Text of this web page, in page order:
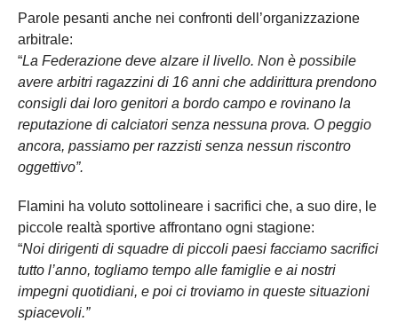
Parole pesanti anche nei confronti dell’organizzazione
arbitrale:
“La Federazione deve alzare il livello. Non è possibile
avere arbitri ragazzini di 16 anni che addirittura prendono
consigli dai loro genitori a bordo campo e rovinano la
reputazione di calciatori senza nessuna prova. O peggio
ancora, passiamo per razzisti senza nessun riscontro
oggettivo”.
Flamini ha voluto sottolineare i sacrifici che, a suo dire, le
piccole realtà sportive affrontano ogni stagione:
“Noi dirigenti di squadre di piccoli paesi facciamo sacrifici
tutto l’anno, togliamo tempo alle famiglie e ai nostri
impegni quotidiani, e poi ci troviamo in queste situazioni
spiacevoli.”